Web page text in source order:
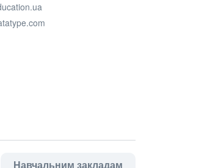
Навчальним закладам